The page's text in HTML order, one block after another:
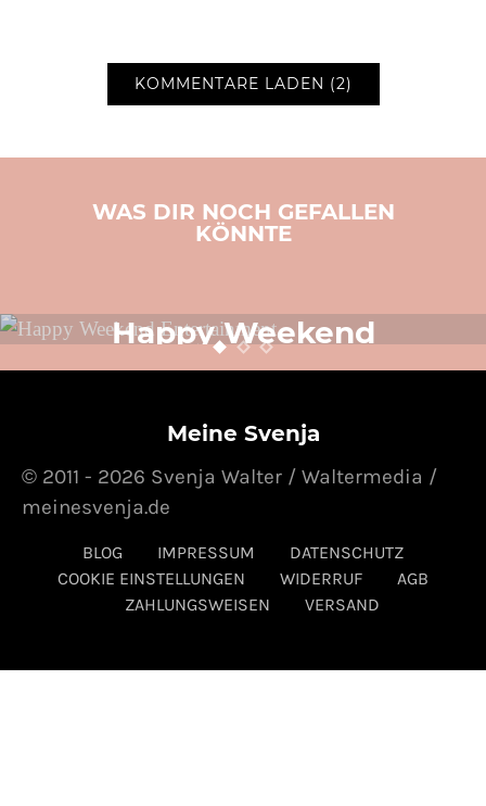
KOMMENTARE LADEN (2)
WAS DIR NOCH GEFALLEN
KÖNNTE
Happy Weekend
Entertainment
Meine Svenja
BLOG IMPRESSUM
DATENSCHUTZ
COOKIE EINSTELLUNGEN
WIDERRUF
AGB
ZAHLUNGSWEISEN
VERSAND
© 2011 - 2026 Svenja Walter / Waltermedia /
meinesvenja.de